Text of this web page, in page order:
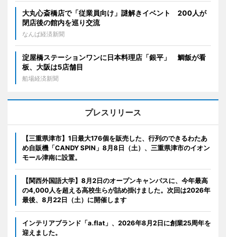
大丸心斎橋店で「従業員向け」謎解きイベント 200人が
閉店後の館内を巡り交流
なんば経済新聞
淀屋橋ステーションワンに日本料理店「銀平」 鯛飯が看
板、大阪は5店舗目
船場経済新聞
プレスリリース
【三重県津市】1日最大176個を販売した、行列のできるわたあ
め自販機「CANDY SPIN」8月8日（土）、三重県津市のイオン
モール津南に設置。
【関西外国語大学】8月2日のオープンキャンパスに、今年最高
の4,000人を超える高校生らが詰め掛けました。次回は2026年
最後、8月22日（土）に開催します
インテリアブランド「a.flat」、2026年8月2日に創業25周年を
迎えました。